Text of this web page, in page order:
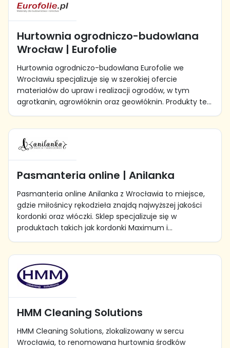
Hurtownia ogrodniczo-budowlana
Wrocław | Eurofolie
Hurtownia ogrodniczo-budowlana Eurofolie we
Wrocławiu specjalizuje się w szerokiej ofercie
materiałów do upraw i realizacji ogrodów, w tym
agrotkanin, agrowłóknin oraz geowłóknin. Produkty te...
Pasmanteria online | Anilanka
Pasmanteria online Anilanka z Wrocławia to miejsce,
gdzie miłośnicy rękodzieła znajdą najwyższej jakości
kordonki oraz włóczki. Sklep specjalizuje się w
produktach takich jak kordonki Maximum i...
HMM Cleaning Solutions
HMM Cleaning Solutions, zlokalizowany w sercu
Wrocławia, to renomowana hurtownia środków